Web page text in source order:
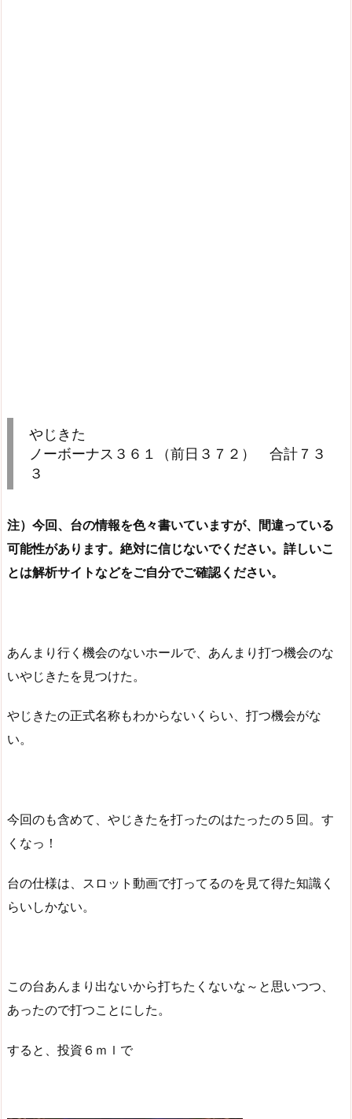
やじきた
ノーボーナス３６１（前日３７２） 合計７３
３
注）今回、台の情報を色々書いていますが、間違っている
可能性があります。絶対に信じないでください。詳しいこ
とは解析サイトなどをご自分でご確認ください。
あんまり行く機会のないホールで、あんまり打つ機会のな
いやじきたを見つけた。
やじきたの正式名称もわからないくらい、打つ機会がな
い。
今回のも含めて、やじきたを打ったのはたったの５回。す
くなっ！
台の仕様は、スロット動画で打ってるのを見て得た知識く
らいしかない。
この台あんまり出ないから打ちたくないな～と思いつつ、
あったので打つことにした。
すると、投資６ｍｌで